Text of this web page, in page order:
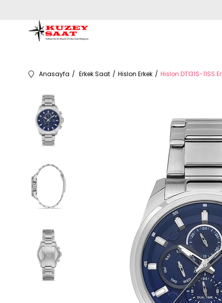
Anasayfa Erkek Saat Hislon Erkek Hislon DT131S-11SS